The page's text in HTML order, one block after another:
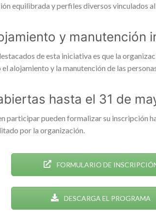
equilibrada y perfiles diversos vinculados
y manutención
de esta iniciativa es que la
alojamiento y la manutención de las
hasta el 31 de
participar pueden formalizar su inscripción
por la organización.
FORMULARIO DE
DESCARGA EL PROGRAMA